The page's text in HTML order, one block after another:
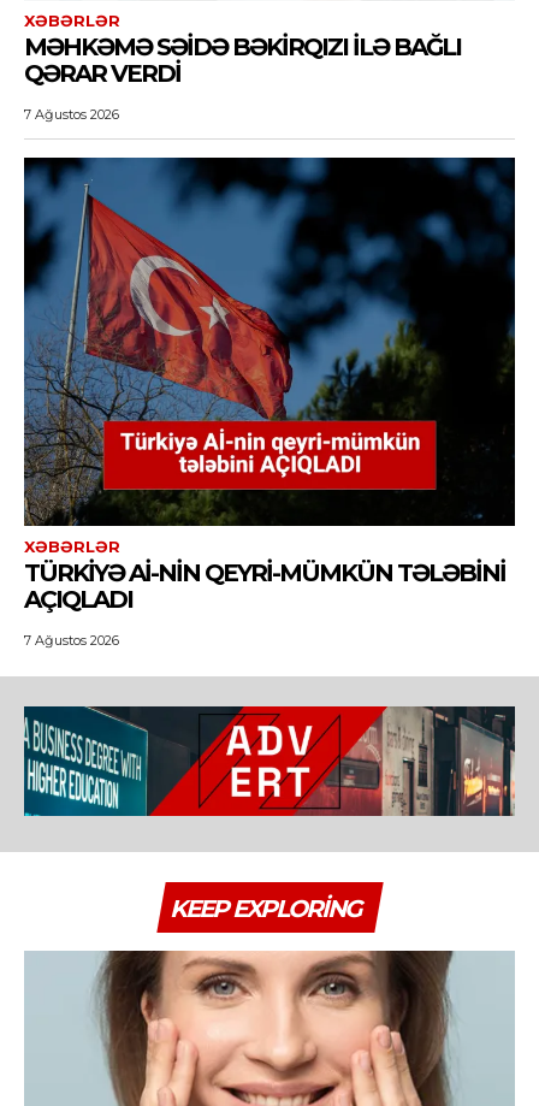
XƏBƏRLƏR
MƏHKƏMƏ SƏIDƏ BƏKIRQIZI ILƏ BAĞLI
QƏRAR VERDI
7 Ağustos 2026
XƏBƏRLƏR
TÜRKIYƏ Aİ-NIN QEYRI-MÜMKÜN TƏLƏBINI
AÇIQLADI
7 Ağustos 2026
KEEP EXPLORING